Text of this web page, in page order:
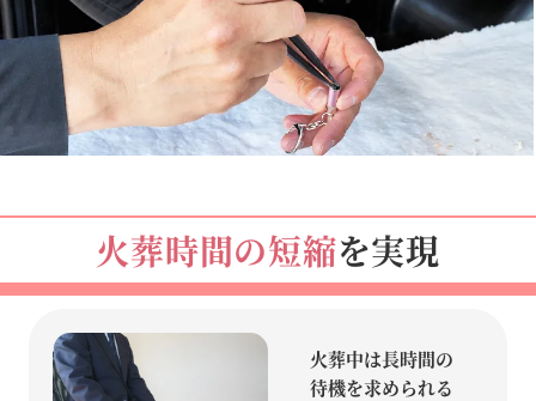
火葬時間の短縮を実現
火葬中は長時間の
待機を求められる